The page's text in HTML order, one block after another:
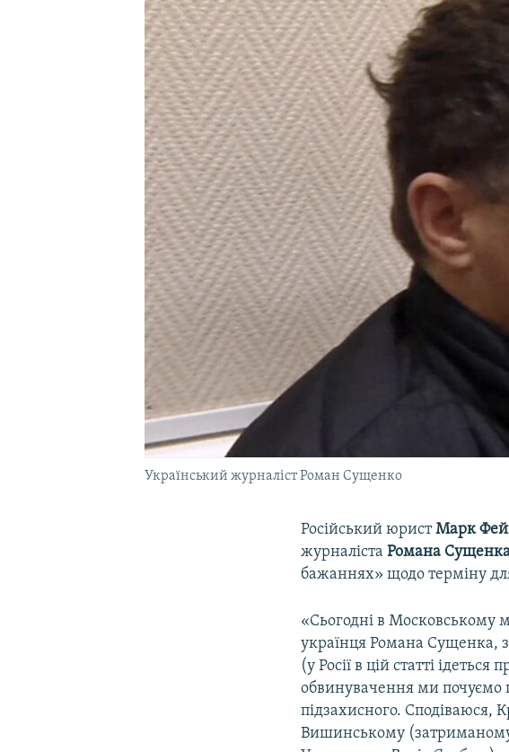
УКРАЇНСЬКА ПРОБЛЕМА КРИМУ
Український журналіст Роман Сущенко
Російський юристМарк
журналістаРомана
бажаннях» щодо терміну
«Сьогодні в Московському
українця Романа Сущенка,
(у Росії в цій статті
обвинувачення ми почуємо
підзахисного. Сподіваюся,
Вишинському (затриманому